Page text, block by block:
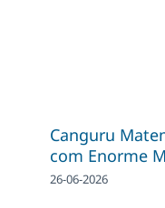
Canguru
com Enorme
26-06-2026